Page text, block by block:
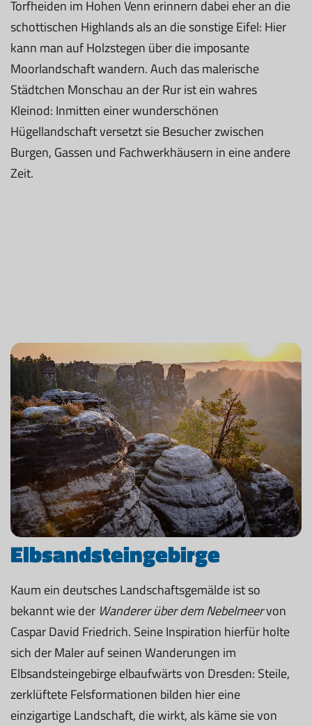
Torfheiden im Hohen Venn erinnern dabei eher an die
schottischen Highlands als an die sonstige Eifel: Hier
kann man auf Holzstegen über die imposante
Moorlandschaft wandern. Auch das malerische
Städtchen Monschau an der Rur ist ein wahres
Kleinod: Inmitten einer wunderschönen
Hügellandschaft versetzt sie Besucher zwischen
Burgen, Gassen und Fachwerkhäusern in eine andere
Zeit.
Elbsandsteingebirge
Kaum ein deutsches Landschaftsgemälde ist so
bekannt wie der Wanderer über dem Nebelmeervon
Caspar David Friedrich. Seine Inspiration hierfür holte
sich der Maler auf seinen Wanderungen im
Elbsandsteingebirge elbaufwärts von Dresden: Steile,
zerklüftete Felsformationen bilden hier eine
einzigartige Landschaft, die wirkt, als käme sie von